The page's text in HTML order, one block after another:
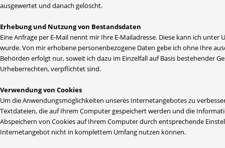
ausgewertet und danach gelöscht.
Erhebung und Nutzung von Bestandsdaten
Eine Anfrage per E-Mail nennt mir Ihre E-Mailadresse. Diese kann ich
wurde. Von mir erhobene personenbezogene Daten gebe ich ohne Ihre
Behörden erfolgt nur, soweit ich dazu im Einzelfall auf Basis bestehender
Urheberrechten, verpflichtet sind.
Verwendung von Cookies
Um die Anwendungsmöglichkeiten unseres Internetangebotes zu
Textdateien, die auf Ihrem Computer gespeichert werden und die
Abspeichern von Cookies auf Ihrem Computer durch entsprechende
Internetangebot nicht in komplettem Umfang nutzen können.